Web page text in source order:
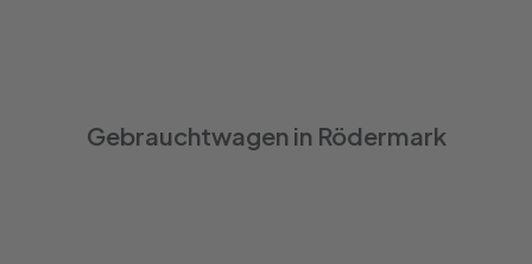
Gebrauchtwagen in Rödermark